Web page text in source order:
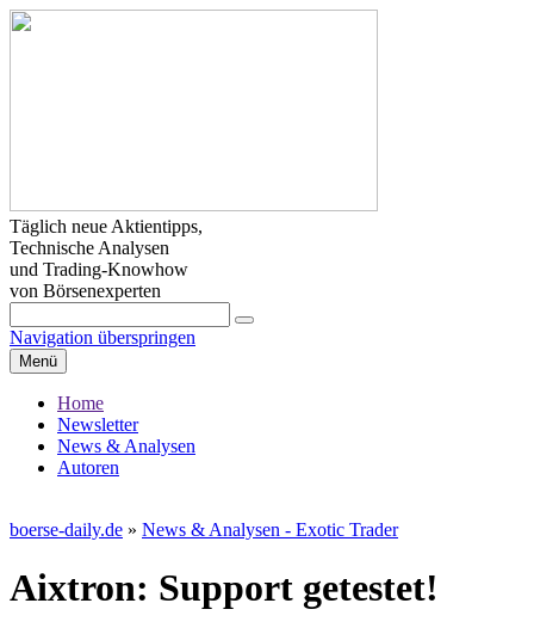
Täglich neue Aktientipps,
Technische Analysen
und Trading-Knowhow
von Börsenexperten
Navigation überspringen
Menü
Home
Newsletter
News & Analysen
Autoren
boerse-daily.de » News & Analysen - Exotic Trader
Aixtron: Support getestet!